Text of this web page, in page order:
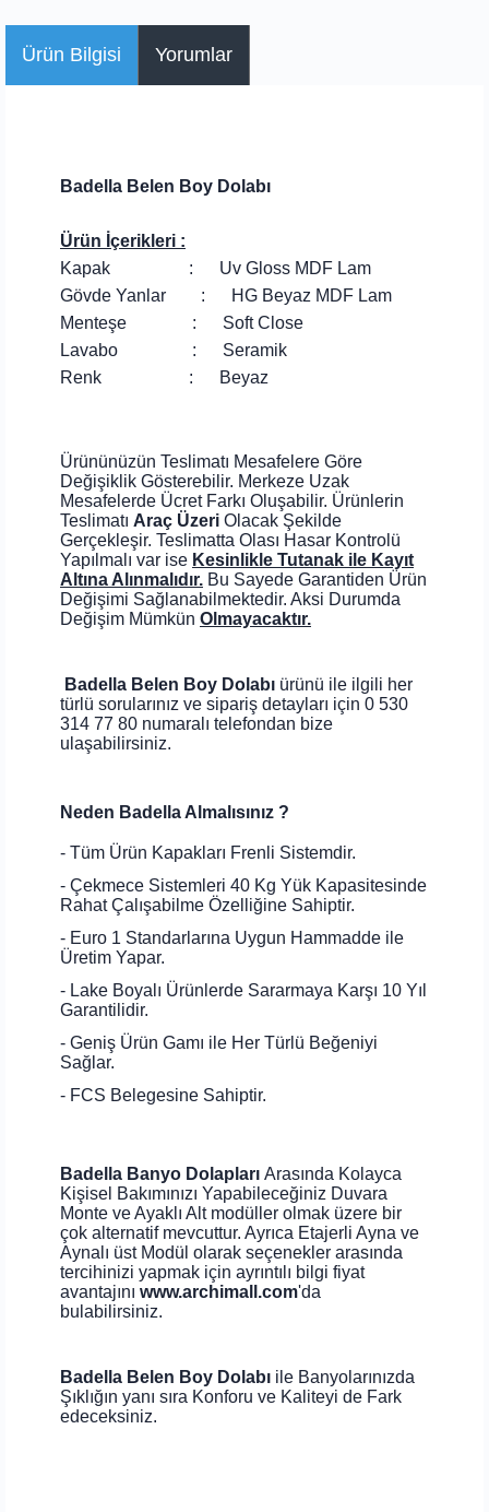
Ürün Bilgisi Yorumlar
Badella Belen Boy Dolabı
Ürün İçerikleri :
Kapak : Uv Gloss MDF Lam
Gövde Yanlar : HG Beyaz MDF Lam
Menteşe : Soft Close
Lavabo : Seramik
Renk : Beyaz
Ürününüzün Teslimatı Mesafelere Göre
Değişiklik Gösterebilir. Merkeze Uzak
Mesafelerde Ücret Farkı Oluşabilir. Ürünlerin
Teslimatı Araç Üzeri Olacak Şekilde
Gerçekleşir. Teslimatta Olası Hasar Kontrolü
Yapılmalı var ise Kesinlikle Tutanak ile Kayıt
Altına Alınmalıdır. Bu Sayede Garantiden Ürün
Değişimi Sağlanabilmektedir. Aksi Durumda
Değişim Mümkün Olmayacaktır.
Badella Belen Boy Dolabı ürünü ile ilgili her
türlü sorularınız ve sipariş detayları için 0 530
314 77 80 numaralı telefondan bize
ulaşabilirsiniz.
Neden Badella Almalısınız ?
- Tüm Ürün Kapakları Frenli Sistemdir.
- Çekmece Sistemleri 40 Kg Yük Kapasitesinde
Rahat Çalışabilme Özelliğine Sahiptir.
- Euro 1 Standarlarına Uygun Hammadde ile
Üretim Yapar.
- Lake Boyalı Ürünlerde Sararmaya Karşı 10 Yıl
Garantilidir.
- Geniş Ürün Gamı ile Her Türlü Beğeniyi
Sağlar.
- FCS Belegesine Sahiptir.
Badella Banyo Dolapları Arasında Kolayca
Kişisel Bakımınızı Yapabileceğiniz Duvara
Monte ve Ayaklı Alt modüller olmak üzere bir
çok alternatif mevcuttur. Ayrıca Etajerli Ayna ve
Aynalı üst Modül olarak seçenekler arasında
tercihinizi yapmak için ayrıntılı bilgi fiyat
avantajını www.archimall.com'da
bulabilirsiniz.
Badella Belen Boy Dolabı ile Banyolarınızda
Şıklığın yanı sıra Konforu ve Kaliteyi de Fark
edeceksiniz.